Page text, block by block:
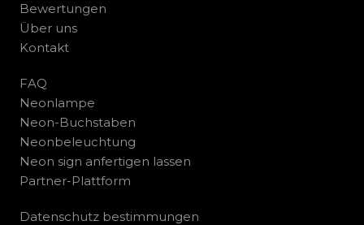
Bewertungen
Über uns
Kontakt
FAQ
Neonlampe
Neon-Buchstaben
Neonbeleuchtung
Neon sign anfertigen lassen
Partner-Plattform
Datenschutz bestimmungen